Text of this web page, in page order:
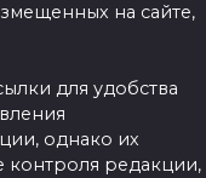
на сайте,
для удобства
однако их
контроля редакции,